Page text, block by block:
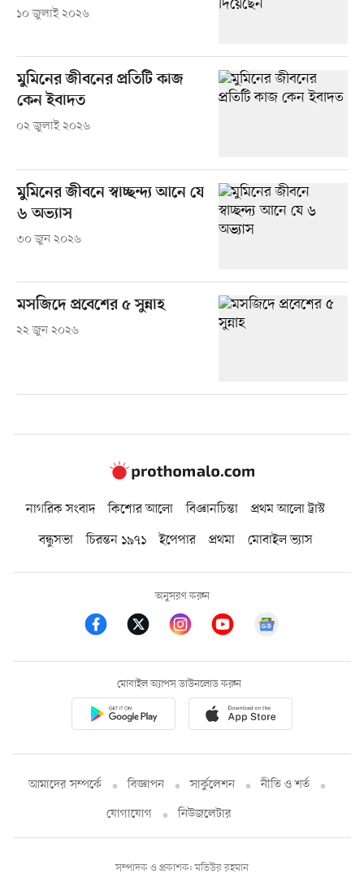
১০ জুলাই ২০২৬
মুমিনের জীবনের প্রতিটি কাজ
কেন ইবাদত
০২ জুলাই ২০২৬
মুমিনের জীবনে স্বাচ্ছন্দ্য আনে যে
৬ অভ্যাস
৩০ জুন ২০২৬
মসজিদে প্রবেশের ৫ সুন্নাহ
২২ জুন ২০২৬
নাগরিক সংবাদ কিশোর আলো বিজ্ঞানচিন্তা
প্রথম আলো ট্রাস্ট
বন্ধুসভা
চিরন্তন ১৯৭১ ইপেপার প্রথমা মোবাইল ভ্যাস
অনুসরণ করুন
মোবাইল অ্যাপস ডাউনলোড করুন
আমাদের সম্পর্কে বিজ্ঞাপন সার্কুলেশন
নীতি ও শর্ত
যোগাযোগ
নিউজলেটার
সম্পাদক ও প্রকাশক: মতিউর রহমান